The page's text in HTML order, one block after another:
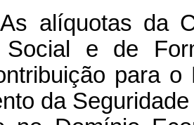
alíquotas da
Social e de
para
da